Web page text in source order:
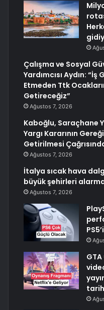
Çalışma ve Sosyal
Yardımcısı Aydın:
Etmeden Ttk
Getireceğiz”
Ağustos 7, 2026
Kaboğlu, Saraçhane
Yargı Kararının
Getirilmesi
Ağustos 7, 2026
İtalya sıcak hava
büyük şehirleri
Ağustos 7, 2026
GTA